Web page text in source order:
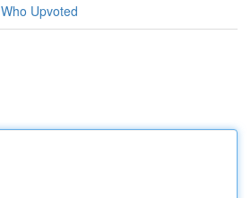
Who Upvoted